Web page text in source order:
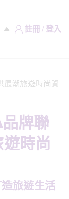
註冊 / 登入
最潮旅遊時尚資
牌聯
時尚
旅遊生活